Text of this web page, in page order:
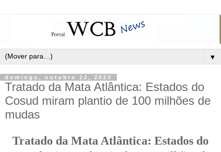
▼
domingo, outubro 22, 2023
Tratado da Mata Atlântica: Estados do
Cosud miram plantio de 100 milhões de
mudas
Tratado da Mata Atlântica: Estados do